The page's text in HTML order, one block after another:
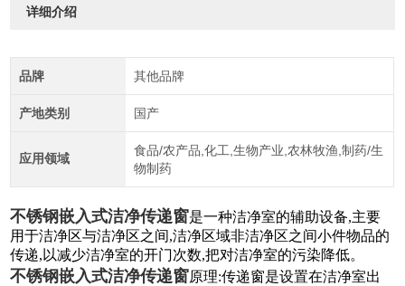
详细介绍
品牌 其他品牌
产地类别 国产
应用领域
食品/农产品,化工,生物产业,农林牧渔,制药/生
物制药
不锈钢嵌入式洁净传递窗是一种洁净室的辅助设备,主要
用于洁净区与洁净区之间,洁净区域非洁净区之间小件物品的
传递,以减少洁净室的开门次数,把对洁净室的污染降低。
不锈钢嵌入式洁净传递窗原理:传递窗是设置在洁净室出